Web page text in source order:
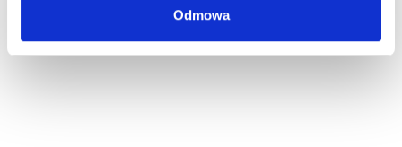
Odmowa